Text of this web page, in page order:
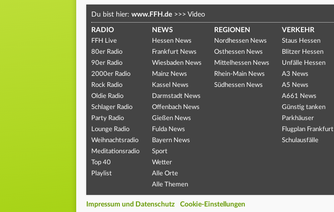
Du bist hier: www.FFH.de >>> Video
RADIO
FFH Live
80er Radio
90er Radio
2000er Radio
Rock Radio
Oldie Radio
Schlager Radio
Party Radio
Lounge Radio
Weihnachtsradio
Meditationsradio
Top 40
Playlist
NEWS
Hessen News
Frankfurt News
Wiesbaden News
Mainz News
Kassel News
Darmstadt News
Offenbach News
Gießen News
Fulda News
Bayern News
Sport
Wetter
Alle Orte
Alle Themen
REGIONEN
Nordhessen News
Osthessen News
Mittelhessen News
Rhein-Main News
Südhessen News
VERKEHR
Staus Hessen
Blitzer Hessen
Unfälle Hessen
A3 News
A5 News
A661 News
Günstig tanken
Parkhäuser
Flugplan Frankfurt
Schulausfälle
Impressum und Datenschutz Cookie-Einstellungen